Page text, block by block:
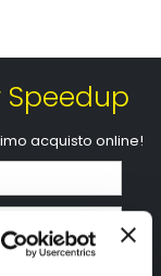
acquisto online!